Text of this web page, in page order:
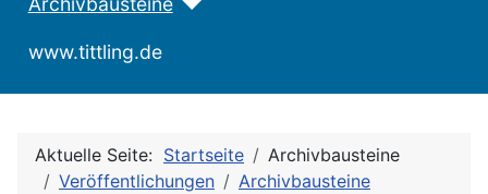
www.tittling.de
Aktuelle Seite: Startseite
Archivbausteine
Veröffentlichungen
Archivbausteine